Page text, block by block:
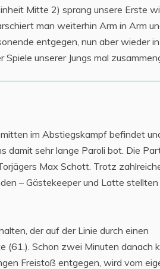
Mitte 2) sprang unsere Erste
man weiterhin Arm in Arm
entgegen, nun aber wieder in
unserer Jungs mal
im Abstiegskampf befindet
damit sehr lange Paroli bot. Die
Max Schott. Trotz
– Gästekeeper und Latte stellten
der auf der Linie durch einen
(61.). Schon zwei Minuten danach
Freistoß entgegen, wird vom